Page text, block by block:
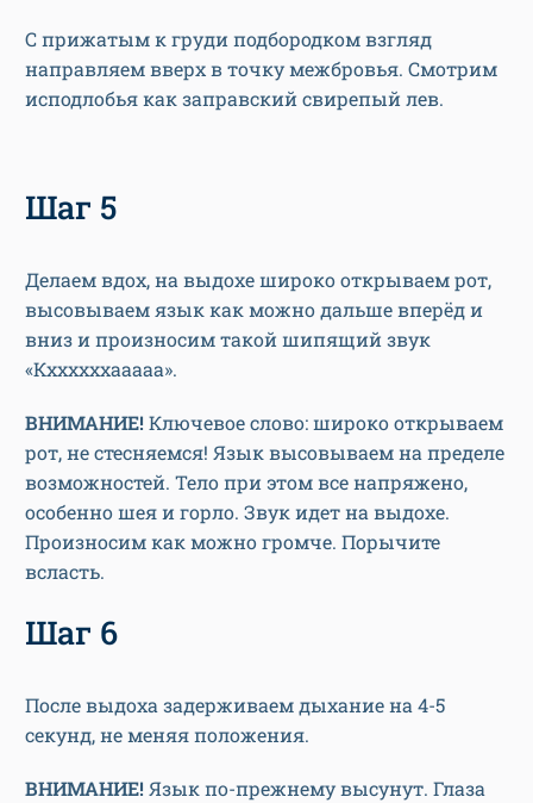
С прижатым к груди подбородком взгляд
направляем вверх в точку межбровья. Смотрим
исподлобья как заправский свирепый лев.
Шаг 5
Делаем вдох, на выдохе широко открываем рот,
высовываем язык как можно дальше вперёд и
вниз и произносим такой шипящий звук
«Кххххххааааа».
ВНИМАНИЕ! Ключевое слово: широко открываем
рот, не стесняемся! Язык высовываем на пределе
возможностей. Тело при этом все напряжено,
особенно шея и горло. Звук идет на выдохе.
Произносим как можно громче. Порычите
всласть.
Шаг 6
После выдоха задерживаем дыхание на 4-5
секунд, не меняя положения.
ВНИМАНИЕ! Язык по-прежнему высунут. Глаза